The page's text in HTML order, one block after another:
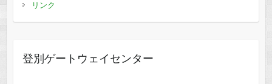
リンク
登別ゲートウェイセンター